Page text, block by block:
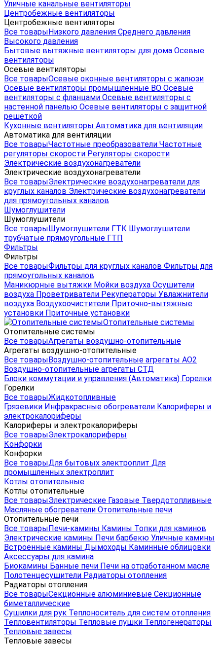
Уличные канальные вентиляторы
Центробежные вентиляторы
Центробежные вентиляторы
Все товарыНизкого давления Среднего давления
Высокого давления
Бытовые вытяжные вентиляторы для дома Осевые
вентиляторы
Осевые вентиляторы
Все товарыОсевые оконные вентиляторы с жалюзи
Осевые вентиляторы промышленные ВО Осевые
вентиляторы с фланцами Осевые вентиляторы с
настенной панелью Осевые вентиляторы с защитной
решеткой
Кухонные вентиляторы Автоматика для вентиляции
Автоматика для вентиляции
Все товарыЧастотные преобразователи Частотные
регуляторы скорости Регуляторы скорости
Электрические воздухонагреватели
Электрические воздухонагреватели
Все товарыЭлектрические воздухонагреватели для
круглых каналов Электрические воздухонагреватели
для прямоугольных каналов
Шумоглушители
Шумоглушители
Все товарыШумоглушители ГТК Шумоглушители
трубчатые прямоугольные ГТП
Фильтры
Фильтры
Все товарыФильтры для круглых каналов Фильтры для
прямоугольных каналов
Маникюрные вытяжки Мойки воздуха Осушители
воздуха Проветриватели Рекуператоры Увлажнители
воздуха Воздухоочистители Приточно-вытяжные
установки Приточные установки
Отопительные системы
Отопительные системы
Все товарыАгрегаты воздушно-отопительные
Агрегаты воздушно-отопительные
Все товарыВоздушно-отопительные агрегаты АО2
Воздушно-отопительные агрегаты СТД
Блоки коммутации и управления (Автоматика) Горелки
Горелки
Все товарыЖидкотопливные
Грязевики Инфракрасные обогреватели Калориферы и
электрокалориферы
Калориферы и электрокалориферы
Все товарыЭлектрокалориферы
Конфорки
Конфорки
Все товарыДля бытовых электроплит Для
промышленных электроплит
Котлы отопительные
Котлы отопительные
Все товарыЭлектрические Газовые Твердотопливные
Масляные обогреватели Отопительные печи
Отопительные печи
Все товарыПечи-камины Камины Топки для каминов
Электрические камины Печи барбекю Уличные камины
Встроенные камины Дымоходы Каминные облицовки
Аксессуары для камина
Биокамины Банные печи Печи на отработанном масле
Полотенцесушители Радиаторы отопления
Радиаторы отопления
Все товарыСекционные алюминиевые Секционные
биметаллические
Сушилки для рук Теплоноситель для систем отопления
Тепловентиляторы Тепловые пушки Теплогенераторы
Тепловые завесы
Тепловые завесы